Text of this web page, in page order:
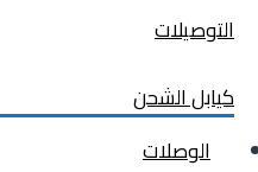
التوصيلات
كيابل الشحن
الوصلات